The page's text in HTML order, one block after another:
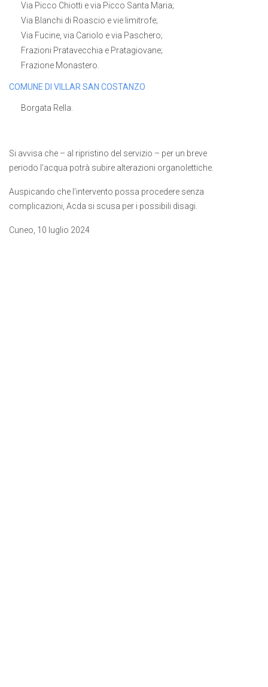
Via Picco Chiotti e via Picco Santa Maria;
Via Blanchi di Roascio e vie limitrofe;
Via Fucine, via Cariolo e via Paschero;
Frazioni Pratavecchia e Pratagiovane;
Frazione Monastero.
COMUNE DI VILLAR SAN COSTANZO
Borgata Rella.
Si avvisa che – al ripristino del servizio – per un breve
periodo l’acqua potrà subire alterazioni organolettiche.
Auspicando che l’intervento possa procedere senza
complicazioni, Acda si scusa per i possibili disagi.
Cuneo, 10 luglio 2024